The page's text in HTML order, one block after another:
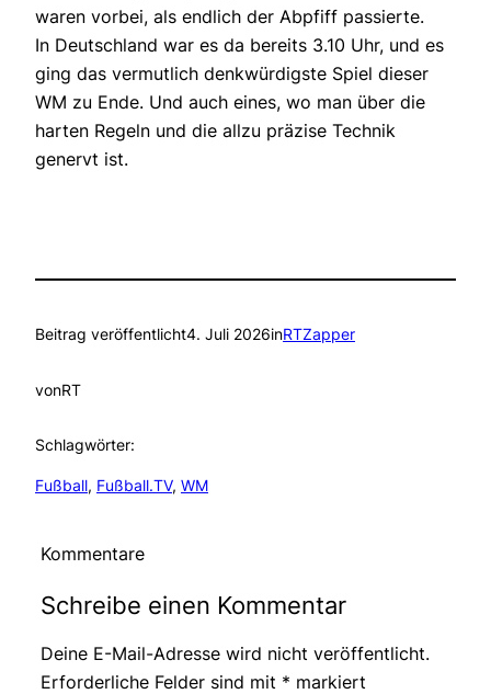
waren vorbei, als endlich der Abpfiff passierte.
In Deutschland war es da bereits 3.10 Uhr, und es
ging das vermutlich denkwürdigste Spiel dieser
WM zu Ende. Und auch eines, wo man über die
harten Regeln und die allzu präzise Technik
genervt ist.
Beitrag veröffentlicht4. Juli 2026inRTZapper
vonRT
Schlagwörter:
Fußball, Fußball.TV, WM
Kommentare
Schreibe einen Kommentar
Deine E-Mail-Adresse wird nicht veröffentlicht.
Erforderliche Felder sind mit * markiert